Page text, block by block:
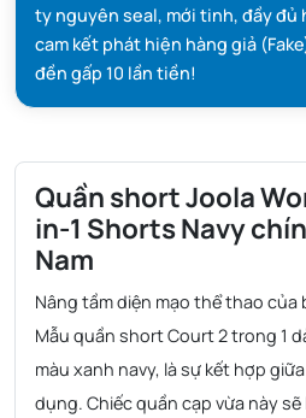
ty nguyên seal, mới tinh, đầy đủ
cam kết phát hiện hàng giả
đền gấp 10 lần tiền!
Quần short Joola
in-1 Shorts Navy
Nam
Nâng tầm diện mạo thể thao
Mẫu quần short Court 2 trong 1
màu xanh navy, là sự kết hợp
dụng. Chiếc quần cạp vừa này